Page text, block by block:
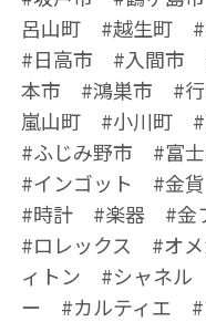
呂山町 #越生町
#日高市 #入間市
本市 #鴻巣市 #
嵐山町 #小川町
#ふじみ野市 #富
#インゴット #金
#時計 #楽器 #金
#ロレックス #オ
ィトン #シャネル
ー #カルティエ #